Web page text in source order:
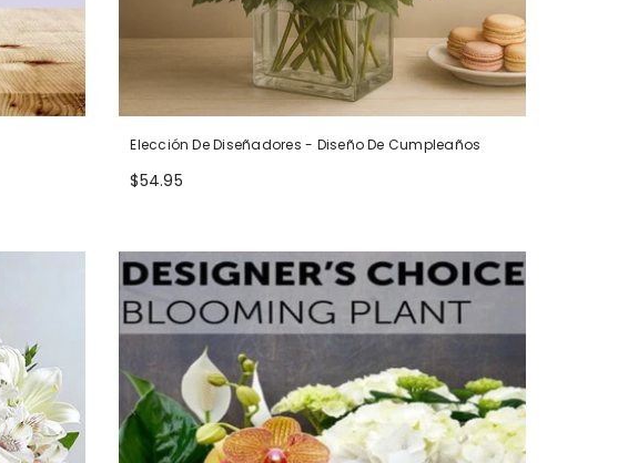
Elección De Diseñadores - Diseño De Cumpleaños
$54.95